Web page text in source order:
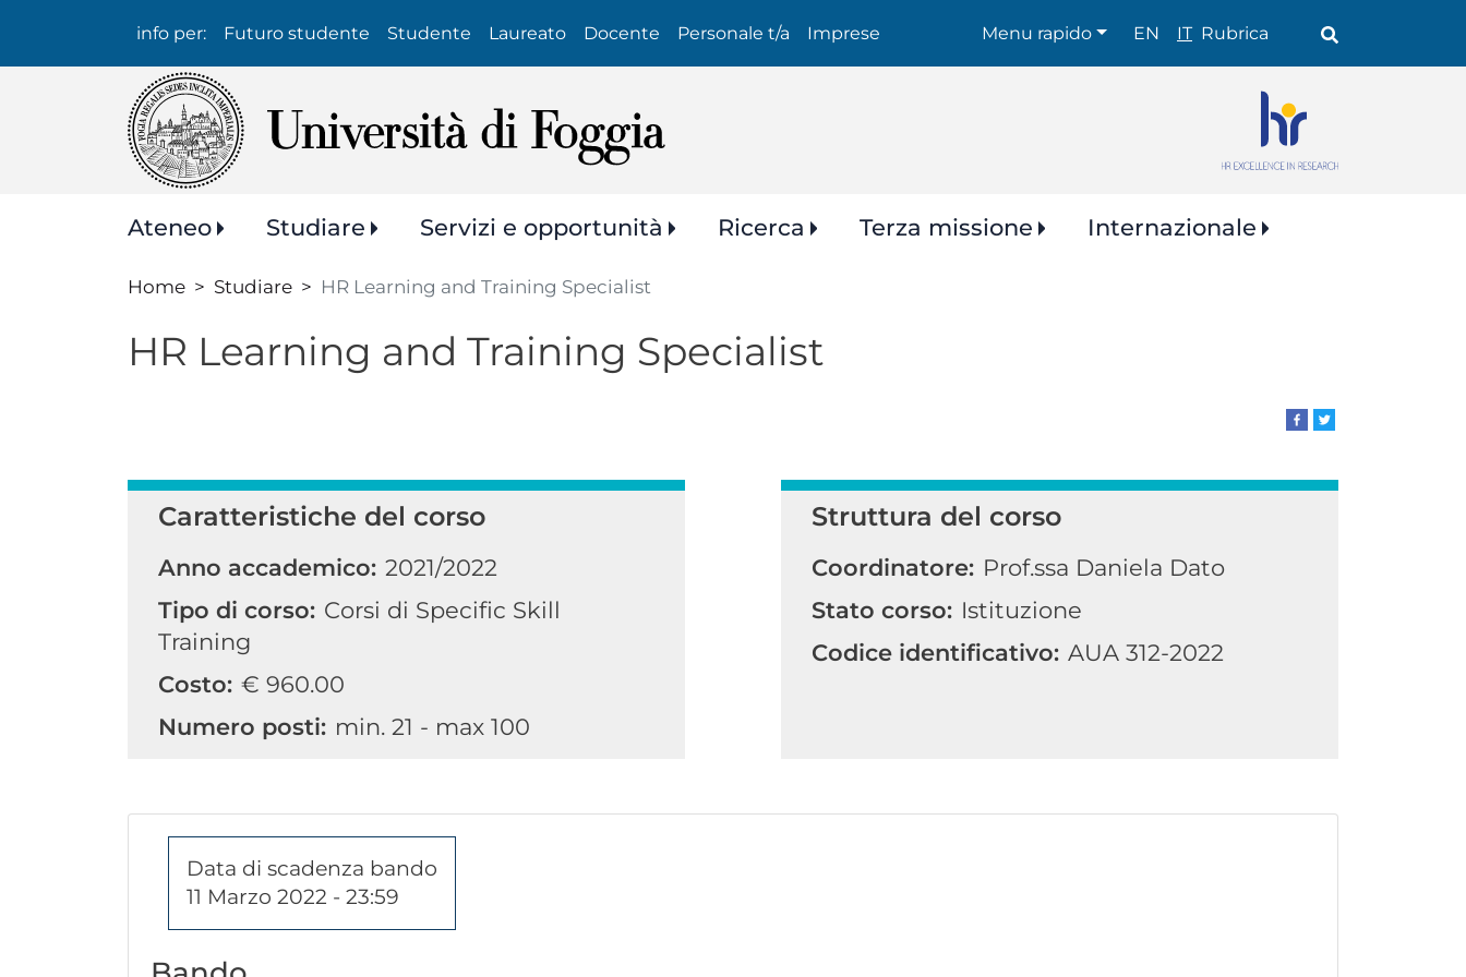
Info
per:
info per: Futuro studente Studente Laureato Docente Personale t/a Imprese Shortcuts
Menu rapido EN IT Rubrica
Navigazione
Ateneo Studiare Servizi e opportunità Ricerca Terza missione Internazionale
Home Studiare HR Learning and Training Specialist
HR Learning and Training Specialist
Caratteristiche del corso
Anno accademico: 2021/2022
Tipo di corso: Corsi di Specific Skill
Training
Costo: € 960.00
Numero posti: min. 21 - max 100
Struttura del corso
Coordinatore: Prof.ssa Daniela Dato
Stato corso: Istituzione
Codice identificativo: AUA 312-2022
Data di scadenza bando
11 Marzo 2022 - 23:59